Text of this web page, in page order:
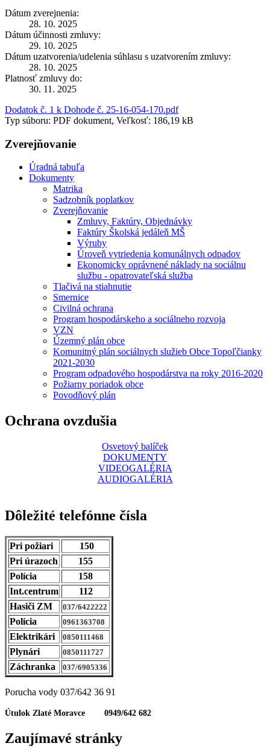
Dátum zverejnenia:
28. 10. 2025
Dátum účinnosti zmluvy:
29. 10. 2025
Dátum uzatvorenia/udelenia súhlasu s uzatvorením zmluvy:
28. 10. 2025
Platnosť zmluvy do:
30. 11. 2025
Dodatok č. 1 k Dohode č. 25-16-054-170.pdf
Typ súboru: PDF dokument, Veľkosť: 186,19 kB
Zverejňovanie
Úradná tabuľa
Dokumenty
Matrika
Sadzobník poplatkov
Zverejňovanie
Zmluvy, Faktúry, Objednávky
Faktúry Školská jedáleň MŠ
Výruby
Úroveň vytriedenia komunálnych odpadov
Ekonomicky oprávnené náklady na sociálnu
službu - opatrovateľská služba
Tlačivá na stiahnutie
Smernice
Civilná ochrana
Program hospodárskeho a sociálneho rozvoja
VZN
Územný plán obce
Komunitný plán sociálnych služieb Obce Topoľčianky
2021-2030
Program odpadového hospodárstva na roky 2016-2020
Požiarny poriadok obce
Povodňový plán
Ochrana ovzdušia
Osvetový balíček
DOKUMENTY
VIDEOGALÉRIA
AUDIOGALÉRIA
Dôležité telefónne čísla
Pri požiari
150
Pri úrazoch
155
Polícia
158
Int.centrum
112
Hasiči ZM
037/6422222
Polícia 0961363708
Elektrikári 0850111468
Plynári 0850111727
Záchranka 037/6905336
Porucha vody 037/642 36 91
Útulok Zlaté Moravce 0949/642 682
Zaujímavé stránky